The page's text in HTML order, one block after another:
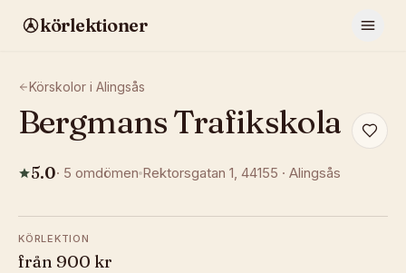
körlektioner
Körskolor i Alingsås
Bergmans Trafikskola
5.0· 5 omdömen Rektorsgatan 1, 44155 · Alingsås
KÖRLEKTION
från 900 kr